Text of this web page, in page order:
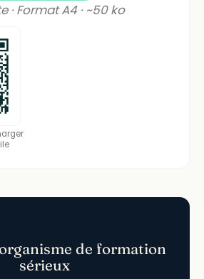
· Format A4 · ~50 ko
de formation
sérieux